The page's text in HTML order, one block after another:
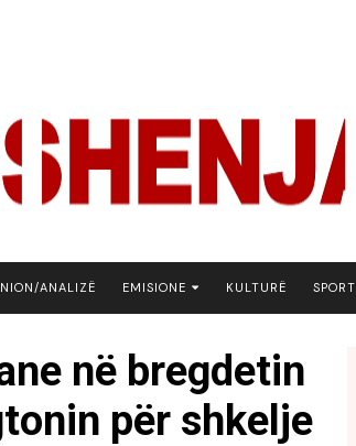
ANALIZË EMISIONE
BOTA NE FOKUS
EKONOMIKS
KULTURË SPORT
në bregdetin
për shkelje